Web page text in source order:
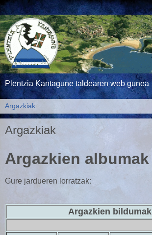
Plentzia Kantagune taldearen web gunea
Argazkiak
Argazkien albumak
Gure jardueren lorratzak:
Argazkien bildumak